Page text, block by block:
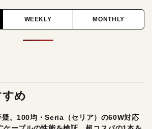
WEEKLY MONTHLY
め
疑。100均・Seria（セリア）の60W対応